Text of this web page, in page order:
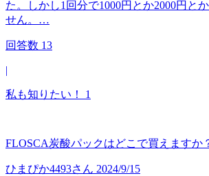
た。しかし1回分で1000円とか2000円と
せん。…
回答数 13
|
私も知りたい！ 1
FLOSCA炭酸パックはどこで買えますか
ひまぴか4493さん 2024/9/15